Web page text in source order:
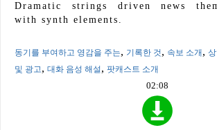
Dramatic strings driven news
with synth elements.
동기를 부여하고 영감을 주는, 기록한 것, 속보 소개 ,
및 광고, 대화 음성 해설 , 팟캐스트 소개
02:08